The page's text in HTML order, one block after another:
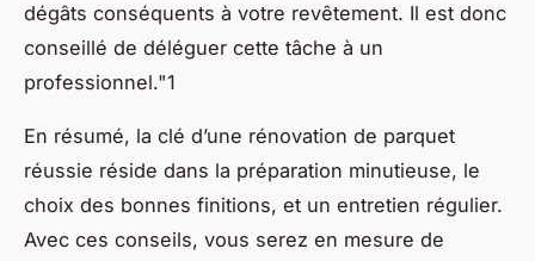
dégâts conséquents à votre revêtement. Il est donc
conseillé de déléguer cette tâche à un
professionnel."1
En résumé, la clé d’une rénovation de parquet
réussie réside dans la préparation minutieuse, le
choix des bonnes finitions, et un entretien régulier.
Avec ces conseils, vous serez en mesure de